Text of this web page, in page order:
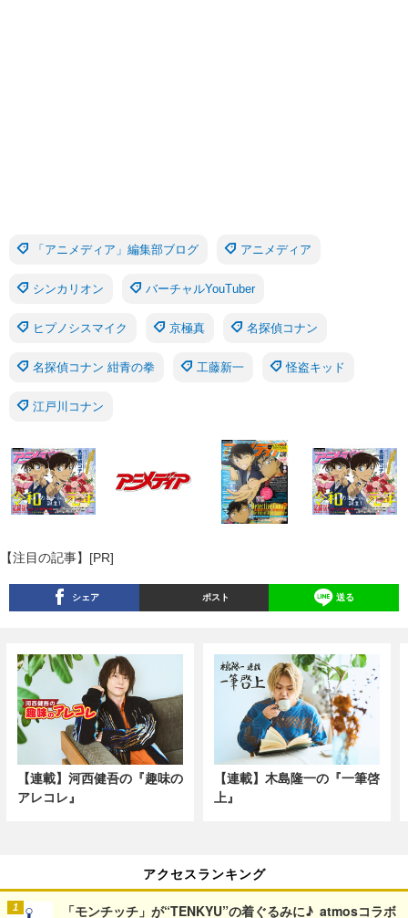
「アニメディア」編集部ブログ アニメディア
シンカリオン バーチャルYouTuber
ヒプノシスマイク 京極真 名探偵コナン
名探偵コナン 紺青の拳 工藤新一 怪盗キッド
江戸川コナン
【注目の記事】[PR]
シェア ポスト 送る
【連載】河西健吾の『趣味の
アレコレ』
【連載】木島隆一の『一筆啓
上』
アクセスランキング
「モンチッチ」が“TENKYU”の着ぐるみに♪ atmosコラボ